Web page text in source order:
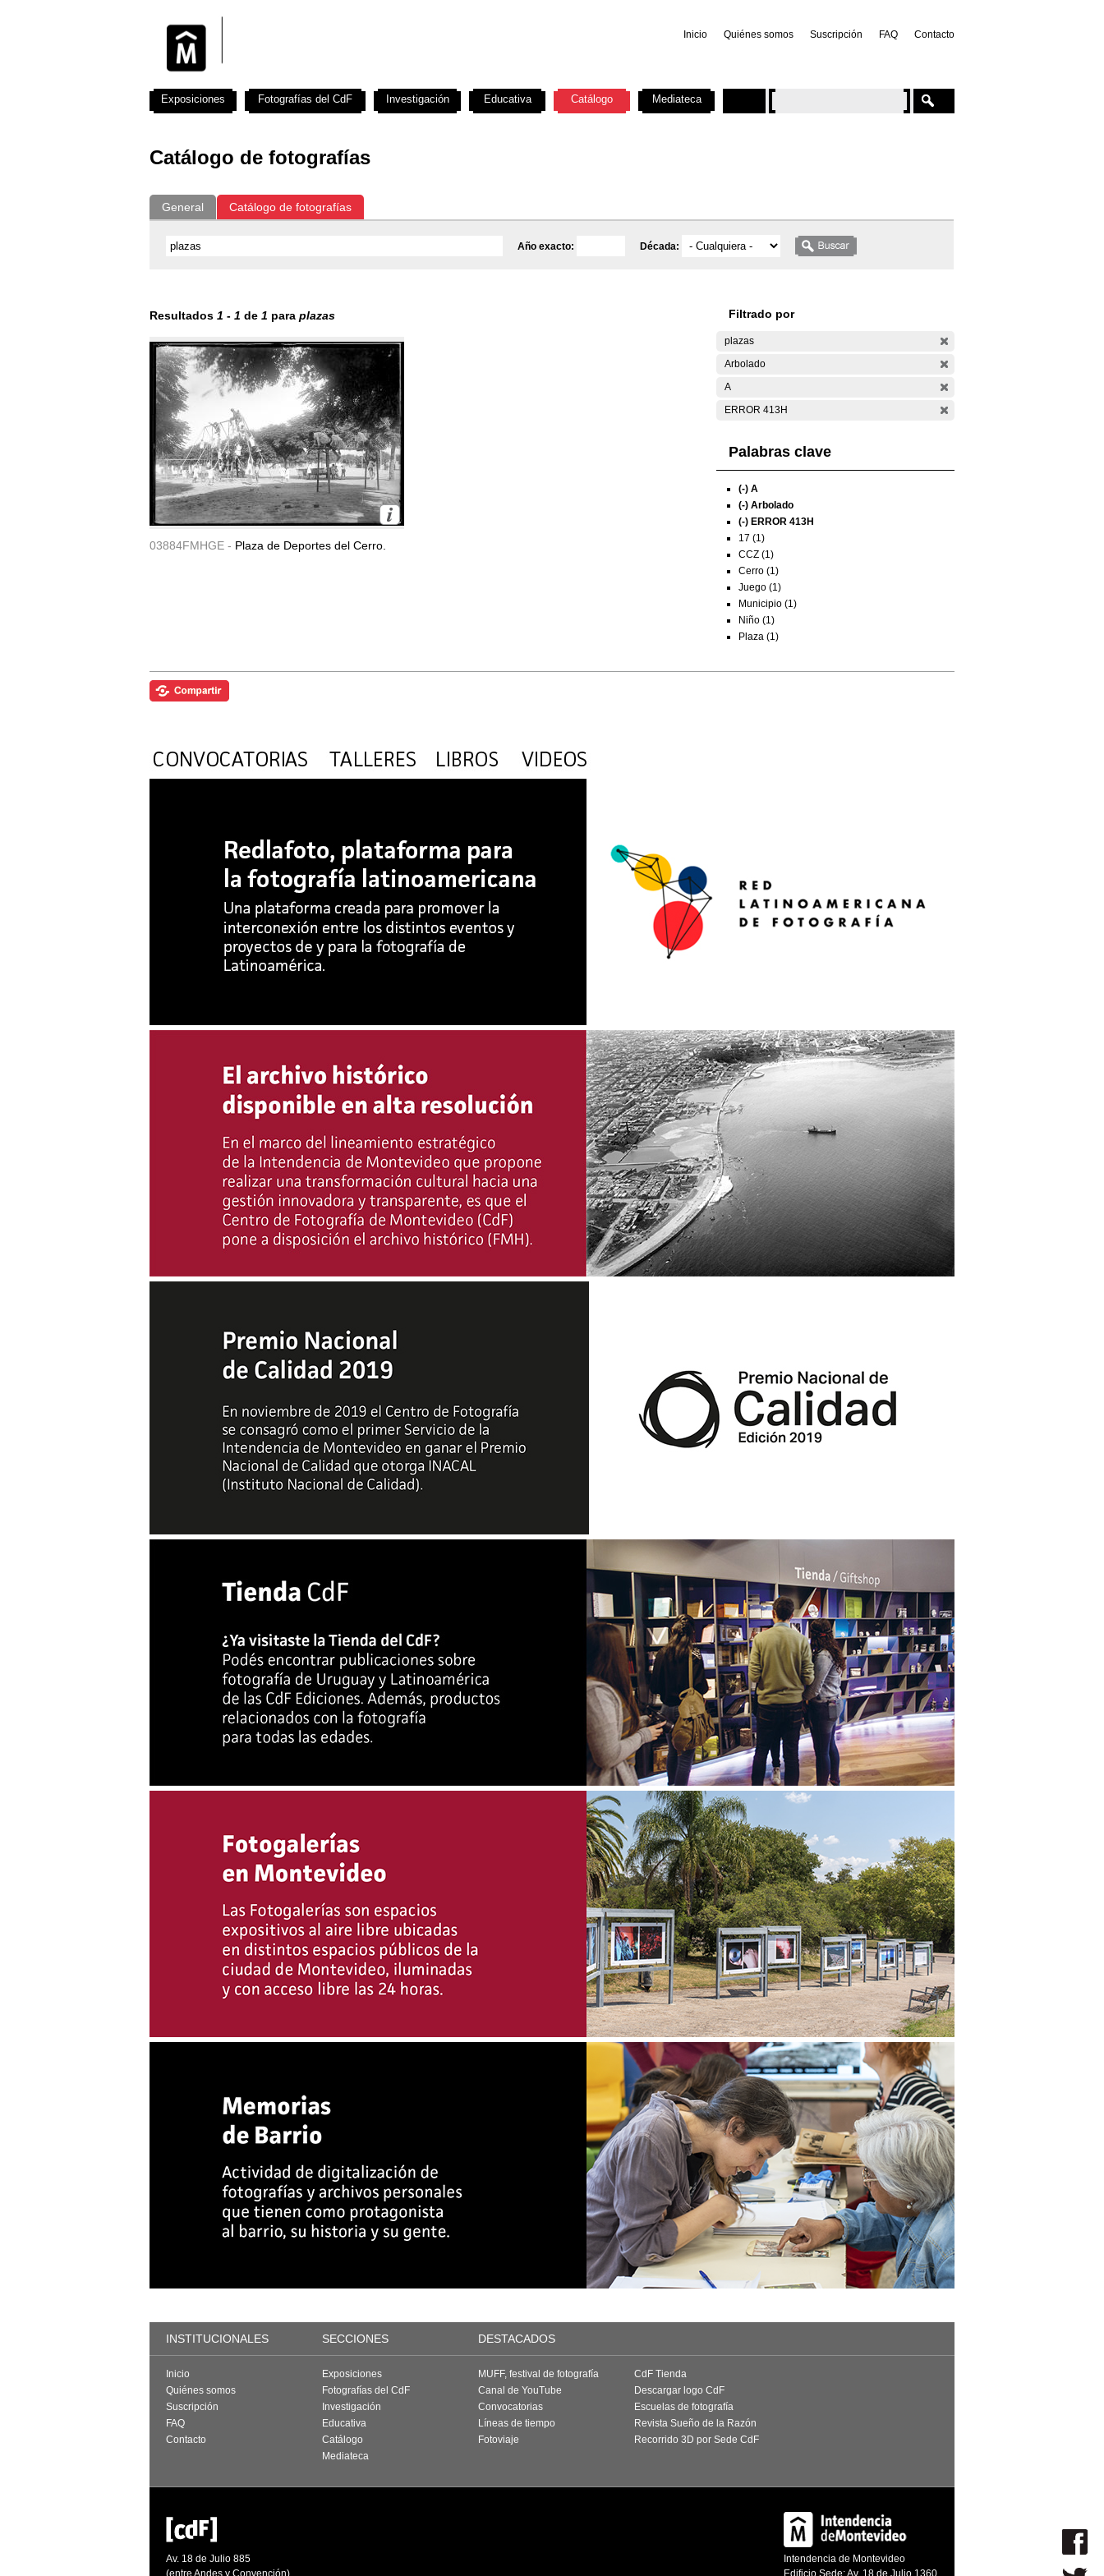
Inicio Quiénes somos Suscripción FAQ Contacto
Catálogo de fotografías
General Catálogo de fotografías
Año exacto: Década:
Resultados 1 - 1 de 1 para plazas
03884FMHGE - Plaza de Deportes del Cerro.
Filtrado por
plazas
Arbolado
A
ERROR 413H
Palabras clave
(-) A
(-) Arbolado
(-) ERROR 413H
17 (1)
CCZ (1)
Cerro (1)
Juego (1)
Municipio (1)
Niño (1)
Plaza (1)
Exposiciones Fotografías del CdF Investigación Educativa Catálogo Mediateca
INSTITUCIONALES SECCIONES DESTACADOS
Inicio
Quiénes somos
Suscripción
FAQ
Contacto
Exposiciones
Fotografías del CdF
Investigación
Educativa
Catálogo
Mediateca
MUFF, festival de fotografía
Canal de YouTube
Convocatorias
Líneas de tiempo
Fotoviaje
CdF Tienda
Descargar logo CdF
Escuelas de fotografía
Revista Sueño de la Razón
Recorrido 3D por Sede CdF
Av. 18 de Julio 885
(entre Andes y Convención)
Intendencia de Montevideo
Edificio Sede: Av. 18 de Julio 1360